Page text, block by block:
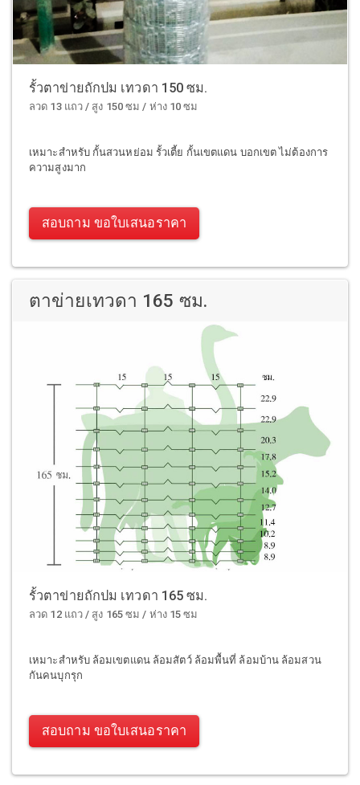
รั้วตาข่ายถักปม เทวดา 150 ซม.
ลวด 13 แถว / สูง 150 ซม / ห่าง 10 ซม
เหมาะสำหรับ กั้นสวนหย่อม รั้วเตี้ย กั้นเขตแดน บอกเขต ไม่ต้องการ
ความสูงมาก
สอบถาม ขอใบเสนอราคา
ตาข่ายเทวดา 165 ซม.
รั้วตาข่ายถักปม เทวดา 165 ซม.
ลวด 12 แถว / สูง 165 ซม / ห่าง 15 ซม
เหมาะสำหรับ ล้อมเขตแดน ล้อมสัตว์ ล้อมพื้นที่ ล้อมบ้าน ล้อมสวน
กันคนบุกรุก
สอบถาม ขอใบเสนอราคา